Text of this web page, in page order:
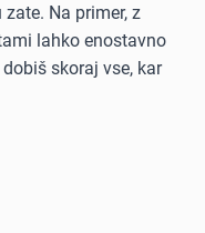
Na primer, z
lahko enostavno
skoraj vse, kar